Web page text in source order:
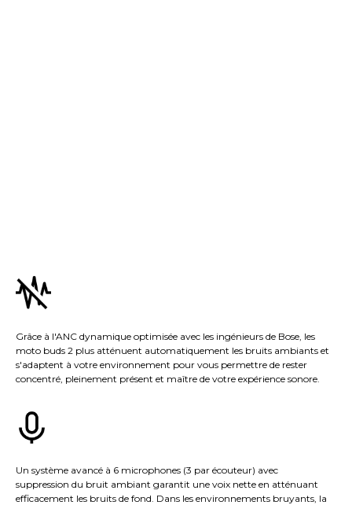
Grâce à l'ANC dynamique optimisée avec les ingénieurs de Bose, les
moto buds 2 plus atténuent automatiquement les bruits ambiants et
s'adaptent à votre environnement pour vous permettre de rester
concentré, pleinement présent et maître de votre expérience sonore.
Un système avancé à 6 microphones (3 par écouteur) avec
suppression du bruit ambiant garantit une voix nette en atténuant
efficacement les bruits de fond. Dans les environnements bruyants, la